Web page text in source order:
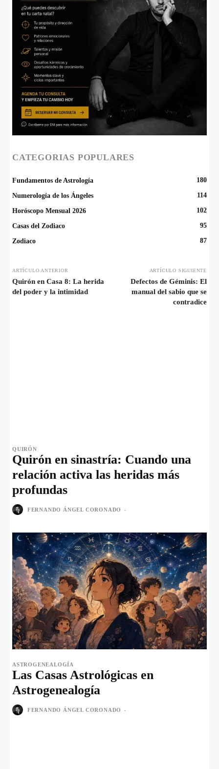
CATEGORIAS POPULARES
Fundamentos de Astrología 180
Numerología de los Ángeles 114
Horóscopo Mensual 2026 102
Casas del Zodiaco 95
Zodiaco 87
ARTÍCULO ANTERIOR
Quirón en Casa 8: La herida
del poder y la intimidad
ARTÍCULO SIGUIENTE
Defectos de Géminis: El
manual del sabio que se
contradice
QUIRÓN
Quirón en sinastría: Cuando una
relación activa las heridas más
profundas
FERNANDO ÁNGEL CORONADO -
ASTROGENEALOGÍA
Las Casas Astrológicas en
Astrogenealogía
FERNANDO ÁNGEL CORONADO -